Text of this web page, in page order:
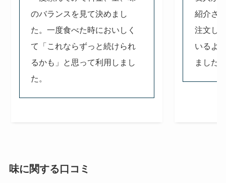
のバランスを見て決めまし
た。一度食べた時においしく
て「これならずっと続けられ
るかも」と思って利用しまし
た。
紹介さ
注文し
いるよ
ました
味に関する口コミ